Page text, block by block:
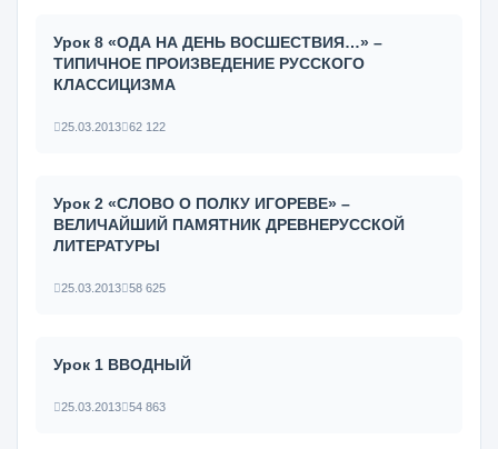
Урок 8 «ОДА НА ДЕНЬ ВОСШЕСТВИЯ…» –
ТИПИЧНОЕ ПРОИЗВЕДЕНИЕ РУССКОГО
КЛАССИЦИЗМА
25.03.2013 62 122
Урок 2 «СЛОВО О ПОЛКУ ИГОРЕВЕ» –
ВЕЛИЧАЙШИЙ ПАМЯТНИК ДРЕВНЕРУССКОЙ
ЛИТЕРАТУРЫ
25.03.2013 58 625
Урок 1 ВВОДНЫЙ
25.03.2013 54 863